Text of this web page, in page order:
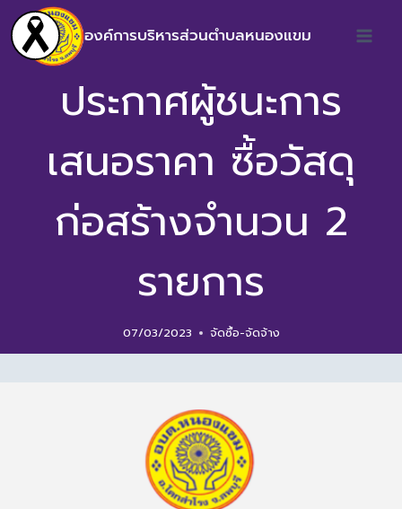
องค์การบริหารส่วนตำบลหนองแขม
ประกาศผู้ชนะการ
เสนอราคา ซื้อวัสดุ
ก่อสร้างจำนวน 2
รายการ
07/03/2023 จัดซื้อ-จัดจ้าง